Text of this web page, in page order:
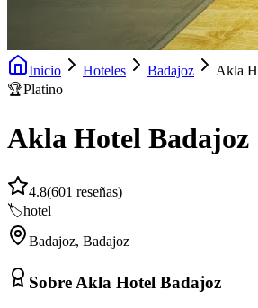
Inicio Hoteles Badajoz
Akla
🏆Platino
Akla Hotel Badajoz
4.8(601 reseñas)
🏷️hotel
Badajoz, Badajoz
Sobre Akla Hotel Badajoz